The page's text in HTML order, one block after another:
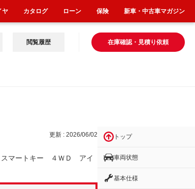
在庫確認・見積り依頼
閲覧履歴
更新 : 2026/06/02
マートキー ４ＷＤ アイ
トップ
車両状態
基本仕様
ヤ カタログ ローン 保険 新車・中古車マガジン